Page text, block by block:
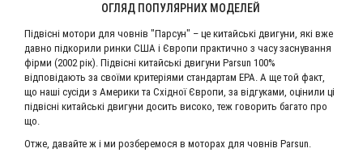
ОГЛЯД ПОПУЛЯРНИХ МОДЕЛЕЙ
Підвісні мотори для човнів "Парсун" – це китайські двигуни, які вже
давно підкорили ринки США і Європи практично з часу заснування
фірми (2002 рік). Підвісні китайські двигуни Parsun 100%
відповідають за своїми критеріями стандартам ЕРА. А ще той факт,
що наші сусіди з Америки та Східної Європи, за відгуками, оцінили ці
підвісні китайські двигуни досить високо, теж говорить багато про
що.
Отже, давайте ж і ми розберемося в моторах для човнів Parsun.